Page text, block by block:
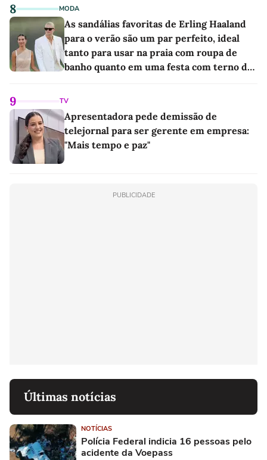
8 MODA
As sandálias favoritas de Erling Haaland
para o verão são um par perfeito, ideal
tanto para usar na praia com roupa de
banho quanto em uma festa com terno de
9 TV
Apresentadora pede demissão de
telejornal para ser gerente em empresa:
"Mais tempo e paz"
PUBLICIDADE
Últimas notícias
NOTÍCIAS
Polícia Federal indicia 16 pessoas pelo
acidente da Voepass